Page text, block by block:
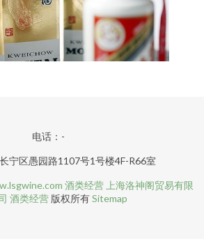
电话：-
宁区愚园路1107号1号楼4F-R66室
酒类经营 上海洛神阁贸易有限
酒类经营 版权所有Sitemap